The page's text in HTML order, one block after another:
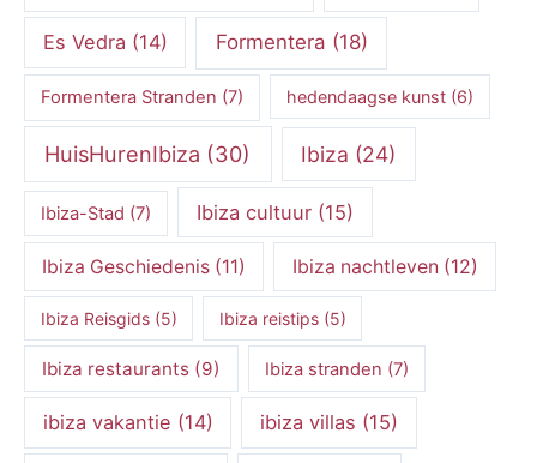
Es Vedra (14) Formentera (18)
Formentera Stranden (7) hedendaagse kunst (6)
HuisHurenIbiza (30) Ibiza (24)
Ibiza-Stad (7) Ibiza cultuur (15)
Ibiza Geschiedenis (11) Ibiza nachtleven (12)
Ibiza Reisgids(5) Ibiza reistips(5)
Ibiza restaurants(9) Ibiza stranden (7)
ibiza vakantie (14) ibiza villas (15)